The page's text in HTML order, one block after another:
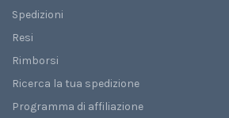
Spedizioni
Resi
Rimborsi
Ricerca la tua spedizione
Programma di affiliazione